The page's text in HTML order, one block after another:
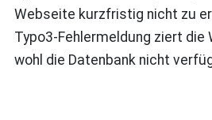
Webseite kurzfristig nicht zu
Typo3-Fehlermeldung ziert die
wohl die Datenbank nicht